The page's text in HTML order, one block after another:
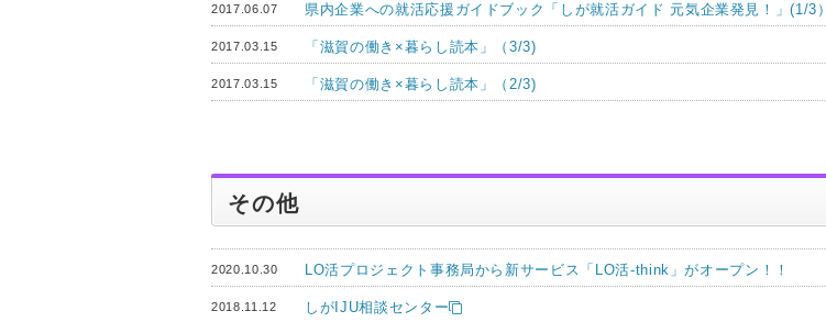
2017.06.07 県内企業への就活応援ガイドブック「しが就活ガイド 元気企業発見！」(1/3）
2017.03.15 「滋賀の働き×暮らし読本」（3/3)
2017.03.15 「滋賀の働き×暮らし読本」（2/3)
その他
2020.10.30 LO活プロジェクト事務局から新サービス「LO活-think」がオープン！！
2018.11.12
しがIJU相談センター